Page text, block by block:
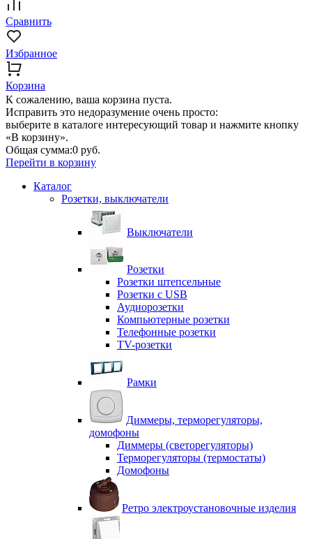
Сравнить
Избранное
Корзина
К сожалению, ваша корзина пуста.
Исправить это недоразумение очень просто:
выберите в каталоге интересующий товар и нажмите кнопку
«В корзину».
Общая сумма:0 руб.
Перейти в корзину
Каталог
Розетки, выключатели
Выключатели
Розетки
Розетки штепсельные
Розетки с USB
Аудиорозетки
Компьютерные розетки
Телефонные розетки
TV-розетки
Рамки
Диммеры, терморегуляторы,
домофоны
Диммеры (светорегуляторы)
Терморегуляторы (термостаты)
Домофоны
Ретро электроустановочные изделия